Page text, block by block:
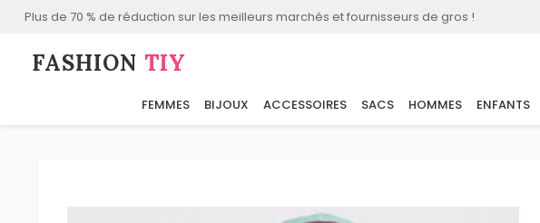
Plus de 70 % de réduction sur les meilleurs marchés et fournisseurs de gros !
FASHION⁠ TIY
FEMMES BIJOUX ACCESSOIRES SACS HOMMES ENFANTS